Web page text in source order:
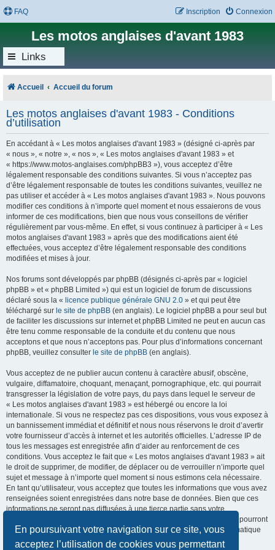
En poursuivant votre navigation sur ce site, vous
acceptez l’utilisation de cookies vous permettant
FAQ Connexion
Inscription
Les motos anglaises d'avant 1983
Links
Accueil Accueil du forum
Les motos anglaises d'avant 1983 - Conditions
d’utilisation
En accédant à « Les motos anglaises d'avant 1983 » (désigné ci-après par
« nous », « notre », « nos », « Les motos anglaises d'avant 1983 » et
« https://www.motos-anglaises.com/phpBB3 »), vous acceptez d’être
légalement responsable des conditions suivantes. Si vous n’acceptez pas
d’être légalement responsable de toutes les conditions suivantes, veuillez ne
pas utiliser et accéder à « Les motos anglaises d'avant 1983 ». Nous pouvons
modifier ces conditions à n’importe quel moment et nous essaierons de vous
informer de ces modifications, bien que nous vous conseillons de vérifier
régulièrement par vous-même. En effet, si vous continuez à participer à « Les
motos anglaises d'avant 1983 » après que des modifications aient été
effectuées, vous acceptez d’être légalement responsable des conditions
modifiées et mises à jour.
Nos forums sont développés par phpBB (désignés ci-après par « logiciel
phpBB » et « phpBB Limited ») qui est un logiciel de forum de discussions
déclaré sous la « licence publique générale GNU 2.0 » et qui peut être
téléchargé sur le site de phpBB (en anglais). Le logiciel phpBB a pour seul but
de faciliter les discussions sur internet et phpBB Limited ne peut en aucun cas
être tenu comme responsable de la conduite et du contenu que nous
acceptons et que nous n’acceptons pas. Pour plus d’informations concernant
phpBB, veuillez consulter le site de phpBB (en anglais).
Vous acceptez de ne publier aucun contenu à caractère abusif, obscène,
vulgaire, diffamatoire, choquant, menaçant, pornographique, etc. qui pourrait
transgresser la législation de votre pays, du pays dans lequel le serveur de
« Les motos anglaises d'avant 1983 » est hébergé ou encore la loi
internationale. Si vous ne respectez pas ces dispositions, vous vous exposez à
un bannissement immédiat et définitif et nous nous réservons le droit d’avertir
votre fournisseur d’accès à internet et les autorités officielles. L’adresse IP de
tous les messages est enregistrée afin d’aider au renforcement de ces
conditions. Vous acceptez le fait que « Les motos anglaises d'avant 1983 » ait
le droit de supprimer, de modifier, de déplacer ou de verrouiller n’importe quel
sujet et message à n’importe quel moment si nous estimons cela nécessaire.
En tant qu’utilisateur, vous acceptez que toutes les informations que vous avez
renseignées soient enregistrées dans notre base de données. Bien que ces
informations ne seront pas diffusées à une tierce partie sans votre
consentement, ni « Les motos anglaises d'avant 1983 », ni phpBB, ne pourront
être tenus comme responsables en cas de tentative de piratage informatique
visant à compromettre vos données.